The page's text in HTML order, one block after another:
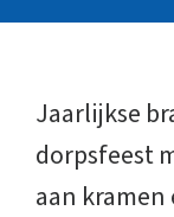
Jaarlijkse
dorpsfeest
aan